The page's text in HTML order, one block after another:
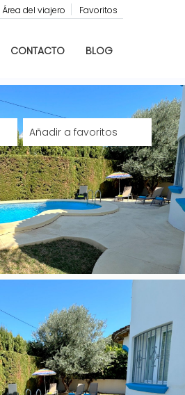
Favoritos
Área del viajero
CONTACTO BLOG
Añadir a favoritos